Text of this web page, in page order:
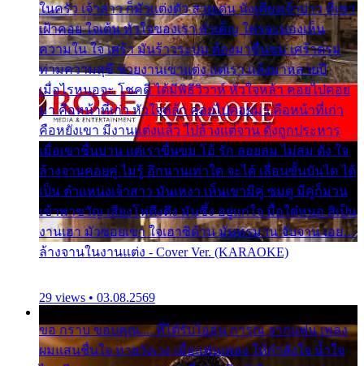
ในครัว เจ้าสาว ก็มัวแต่งตัว สวยเด่น นั่งเคียงเจ้าบ่าว ที่เขา
เฝ้าคอย ใจเต้น หัวใจของเรา ลำเค็ญ ใครจะมองเห็น
ความใน ใจ เศร้า มันร้าวระบม ต้องมาขื่นขม เศร้าตรม
ท่ามความสุขี ช่วยงานเขาแต่ง แต่เรา แล้งมาหลายปี
เมื่อไรหนอจะ โชคดี ได้มีพิธีวิวาห์ หัวใจหล้า คอยไปคอย
มา คือหน้าที่เก่า หัวใจหล้า คอยไปคอยมา คือหน้าที่เก่า
คือหยังเขา มีงานแต่งแล้ว ไปล้างแต่จาน ดั่งถูกประหาร
เมื่อเขาชื่นบาน แต่เราขื่นขม โอ้ รัก ลอยลม ไม่สม ดัง ใจ
ล้างจานคอยคู่ ไม่รู้ อีกนานเท่าใด จะได้ เลื่อนขั้นบันได ได้
เป็น ตำแหน่งเจ้าสาว มันเหงา เห็นเขามีคู่ ซมดู มีคู่ก็ม่วน
เข้าพาขวัญ เสียงโห่ตึงตึง มันซึ้ง อยู่แก่ใจ มื้อใด๋หนอ สิเป็น
งานเฮา มัวซอยเขา ใจเฮาซิด้าน มันทรมาน จับจาน เอย…
ล้างจานในงานแต่ง - Cover Ver. (KARAOKE)
29 views • 03.08.2569
ขอ กราบ ขอบคุณ.... ที่ได้รับไออุ่น การุณ จากแฟน เพลง
ผมแสนชื่นใจ หายวังเวง เมื่อแฟนเพลง ให้กำลังใจ น้ำใจ